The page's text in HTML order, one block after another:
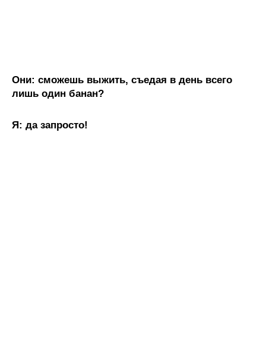
Они: сможешь выжить, съедая в день всего
лишь один банан?
Я: да запросто!